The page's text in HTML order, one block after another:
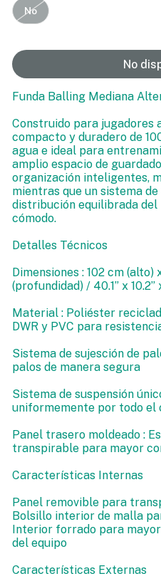
No
No
Funda Balling Mediana
Construido para jugadores
compacto y duradero de
agua e ideal para
amplio espacio de
organización inteligentes,
mientras que un sistema
distribución equilibrada
cómodo.
Detalles Técnicos
Dimensiones : 102 cm (alto)
(profundidad) / 40.1” x 10.2”
Material : Poliéster
DWR y PVC para
Sistema de sujesción de
palos de manera segura
Sistema de suspensión
uniformemente por todo el
Panel trasero moldeado :
transpirable para mayor
Características Internas
Panel removible para
Bolsillo interior de malla
Interior forrado para
del equipo
Características Externas